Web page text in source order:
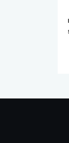
Askerlik İşlemleri